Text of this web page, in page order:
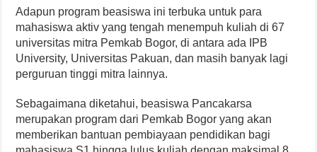
Adapun program beasiswa ini terbuka untuk para
mahasiswa aktiv yang tengah menempuh kuliah di 67
universitas mitra Pemkab Bogor, di antara ada IPB
University, Universitas Pakuan, dan masih banyak lagi
perguruan tinggi mitra lainnya.
Sebagaimana diketahui, beasiswa Pancakarsa
merupakan program dari Pemkab Bogor yang akan
memberikan bantuan pembiayaan pendidikan bagi